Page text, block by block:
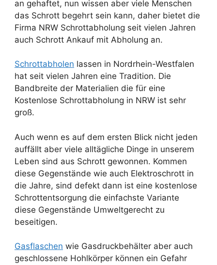
an gehaftet, nun wissen aber viele Menschen
das Schrott begehrt sein kann, daher bietet die
Firma NRW Schrottabholung seit vielen Jahren
auch Schrott Ankauf mit Abholung an.
Schrottabholen lassen in Nordrhein-Westfalen
hat seit vielen Jahren eine Tradition. Die
Bandbreite der Materialien die für eine
Kostenlose Schrottabholung in NRW ist sehr
groß.
Auch wenn es auf dem ersten Blick nicht jeden
auffällt aber viele alltägliche Dinge in unserem
Leben sind aus Schrott gewonnen. Kommen
diese Gegenstände wie auch Elektroschrott in
die Jahre, sind defekt dann ist eine kostenlose
Schrottentsorgung die einfachste Variante
diese Gegenstände Umweltgerecht zu
beseitigen.
Gasflaschen wie Gasdruckbehälter aber auch
geschlossene Hohlkörper können ein Gefahr